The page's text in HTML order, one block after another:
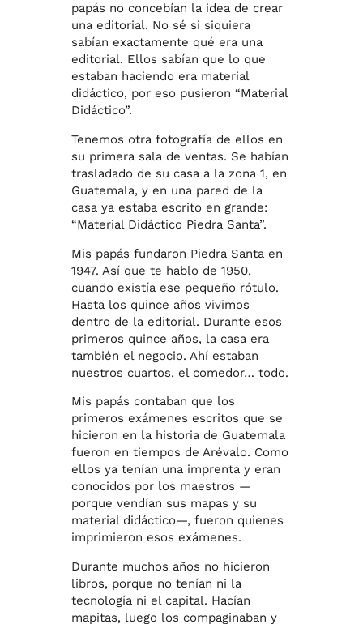
papás no concebían la idea de crear
una editorial. No sé si siquiera
sabían exactamente qué era una
editorial. Ellos sabían que lo que
estaban haciendo era material
didáctico, por eso pusieron “Material
Didáctico”.
Tenemos otra fotografía de ellos en
su primera sala de ventas. Se habían
trasladado de su casa a la zona 1, en
Guatemala, y en una pared de la
casa ya estaba escrito en grande:
“Material Didáctico Piedra Santa”.
Mis papás fundaron Piedra Santa en
1947. Así que te hablo de 1950,
cuando existía ese pequeño rótulo.
Hasta los quince años vivimos
dentro de la editorial. Durante esos
primeros quince años, la casa era
también el negocio. Ahí estaban
nuestros cuartos, el comedor… todo.
Mis papás contaban que los
primeros exámenes escritos que se
hicieron en la historia de Guatemala
fueron en tiempos de Arévalo. Como
ellos ya tenían una imprenta y eran
conocidos por los maestros —
porque vendían sus mapas y su
material didáctico—, fueron quienes
imprimieron esos exámenes.
Durante muchos años no hicieron
libros, porque no tenían ni la
tecnología ni el capital. Hacían
mapitas, luego los compaginaban y